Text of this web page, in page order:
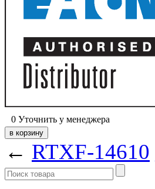
0 Уточнить у менеджера
← RTXF-14610